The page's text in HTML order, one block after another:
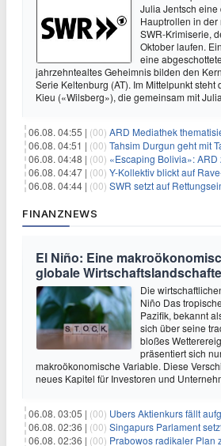
Julia Jentsch eine
Hauptrollen in
SWR-Krimiserie,
Oktober laufen.
eine
jahrzehntealtes Geheimnis bilden den
Serie Keltenburg (AT). Im Mittelpunkt
Kieu («Wilsberg»), die gemeinsam mit
06.08. 04:55 | (00) ARD Mediathek thematisiert
06.08. 04:51 | (00) Tahsim Durgun geht mit Tante
06.08. 04:48 | (00) «Escaping Bolivia»: ARD
06.08. 04:47 | (00) Y-Kollektiv blickt auf Rave-
06.08. 04:44 | (00) SWR setzt auf Rettungseinsätze
FINANZNEWS
El Niño: Eine
globale
Die
Niño Das
Pazifik, bekannt
sich über seine
bloßes
präsentiert sich
makroökonomische Variable. Diese
neues Kapitel für Investoren und
06.08. 03:05 | (00) Ubers Aktienkurs fällt aufgrund
06.08. 02:36 | (00) Singapurs Parlament setzt sich für eine
06.08. 02:36 | (00) Prabowos radikaler Plan zur Kontrolle von